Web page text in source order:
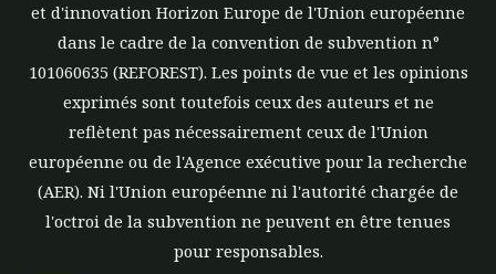
et d'innovation Horizon Europe de l'Union européenne
dans le cadre de la convention de subvention n°
101060635 (REFOREST). Les points de vue et les opinions
exprimés sont toutefois ceux des auteurs et ne
reflètent pas nécessairement ceux de l'Union
européenne ou de l'Agence exécutive pour la recherche
(AER). Ni l'Union européenne ni l'autorité chargée de
l'octroi de la subvention ne peuvent en être tenues
pour responsables.